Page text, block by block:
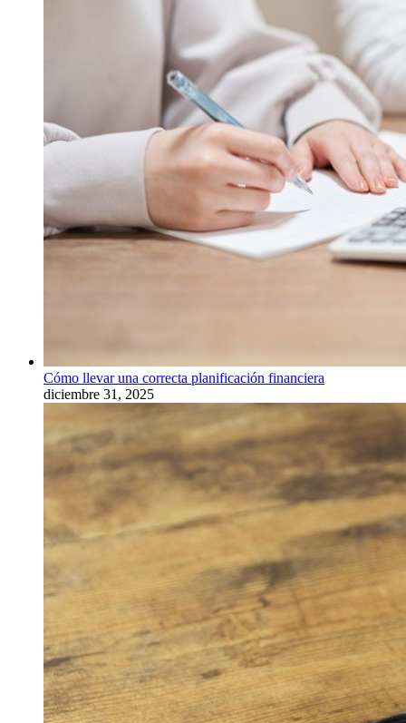
Cómo llevar una correcta planificación financiera
diciembre 31, 2025